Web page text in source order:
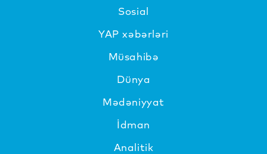
Sosial
YAP xəbərləri
Müsahibə
Dünya
Mədəniyyat
İdman
Analitik